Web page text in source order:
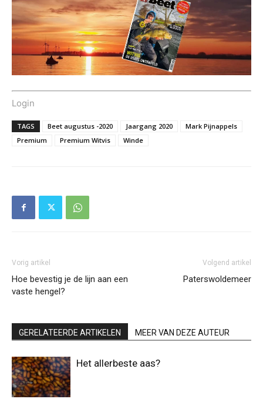
Login
TAGS Beet augustus -2020 Jaargang 2020
Mark Pijnappels
Premium
Premium Witvis Winde
Vorig artikel
Hoe bevestig je de lijn aan een
vaste hengel?
Volgend artikel
Paterswoldemeer
GERELATEERDE ARTIKELEN MEER VAN DEZE AUTEUR
Het allerbeste aas?